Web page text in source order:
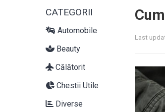
CATEGORII
Automobile
Beauty
Călătorit
Chestii Utile
Diverse
Last